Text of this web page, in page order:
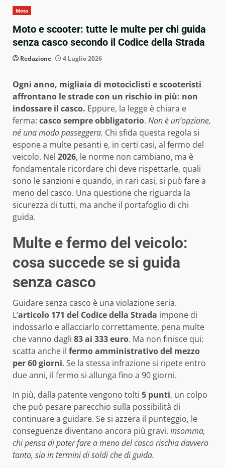
Moto
Moto e scooter: tutte le multe per chi guida
senza casco secondo il Codice della Strada
Redazione 4 Luglio 2026
Ogni anno, migliaia di motociclisti e scooteristi
affrontano le strade con un rischio in più: non
indossare il casco. Eppure, la legge è chiara e
ferma: casco sempre obbligatorio. Non è un’opzione,
né una moda passeggera. Chi sfida questa regola si
espone a multe pesanti e, in certi casi, al fermo del
veicolo. Nel 2026, le norme non cambiano, ma è
fondamentale ricordare chi deve rispettarle, quali
sono le sanzioni e quando, in rari casi, si può fare a
meno del casco. Una questione che riguarda la
sicurezza di tutti, ma anche il portafoglio di chi
guida.
Multe e fermo del veicolo:
cosa succede se si guida
senza casco
Guidare senza casco è una violazione seria.
L’articolo 171 del Codice della Strada impone di
indossarlo e allacciarlo correttamente, pena multe
che vanno dagli 83 ai 333 euro. Ma non finisce qui:
scatta anche il fermo amministrativo del mezzo
per 60 giorni. Se la stessa infrazione si ripete entro
due anni, il fermo si allunga fino a 90 giorni.
In più, dalla patente vengono tolti 5 punti, un colpo
che può pesare parecchio sulla possibilità di
continuare a guidare. Se si azzera il punteggio, le
conseguenze diventano ancora più gravi. Insomma,
chi pensa di poter fare a meno del casco rischia davvero
tanto, sia in termini di soldi che di guida.